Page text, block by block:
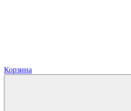
Корзина